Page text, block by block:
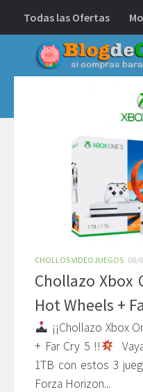
Debajo del contenido
Todas las Ofertas
CHOLLOS VIDEOJUEGOS 08/
Chollazo Xbox
Hot Wheels +
¡¡Chollazo Xbox
+ Far Cry 5 !!
1TB con estos 3
Forza Horizon...